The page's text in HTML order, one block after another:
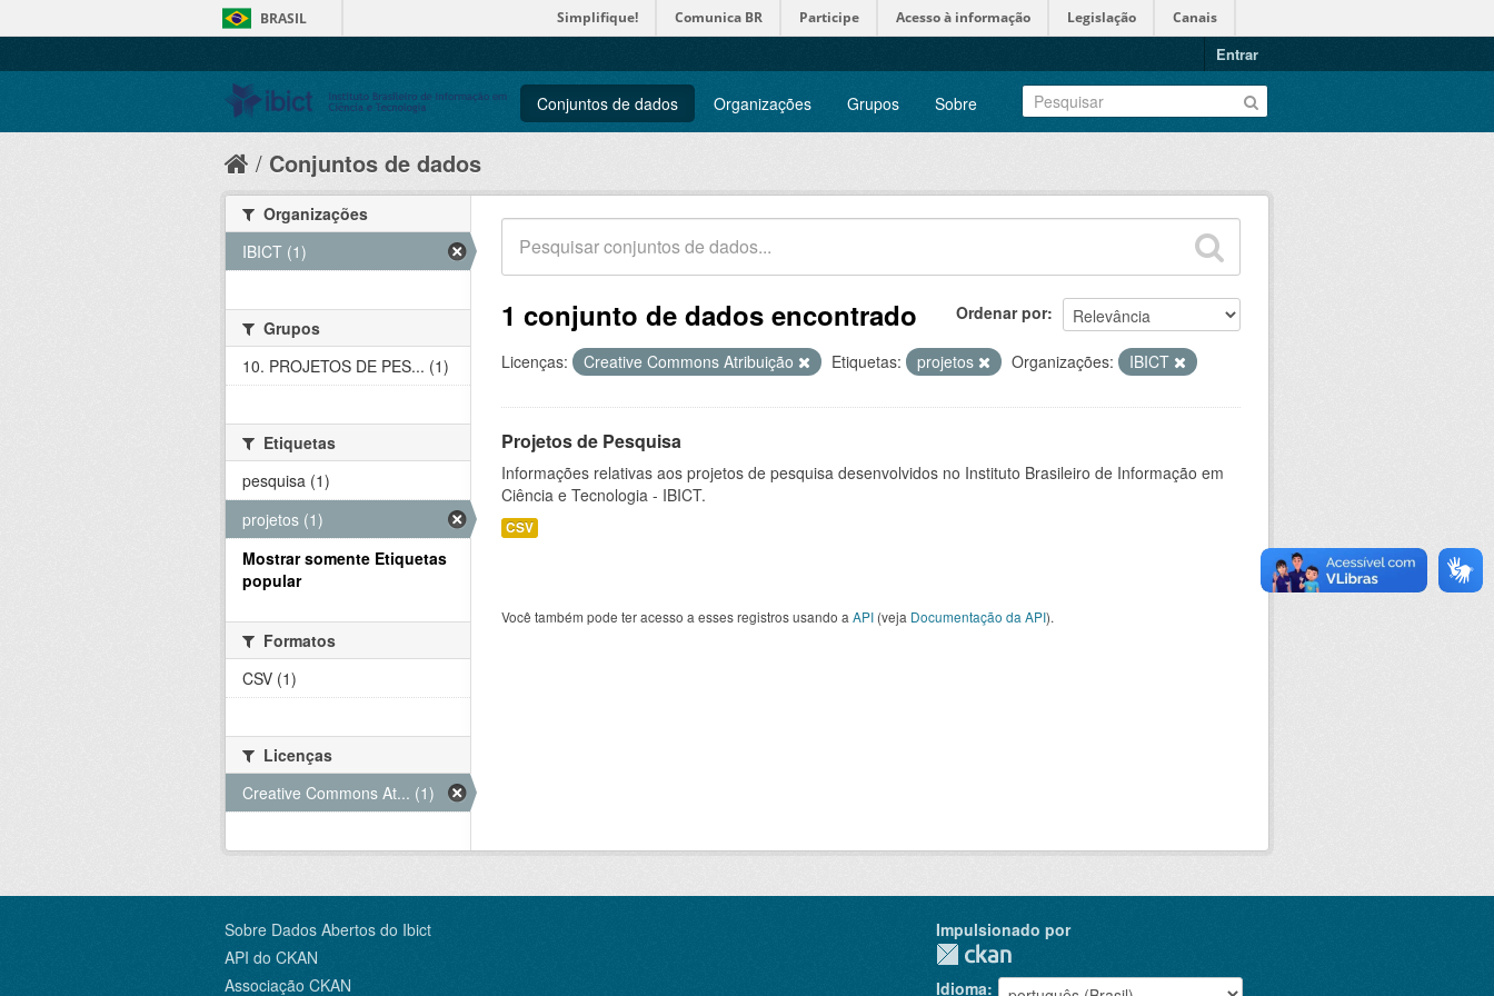
BRASIL Simplifique! Comunica BR Participe Acesso à informação Legislação Canais
Entrar
Conjuntos de dados Organizações Grupos Sobre
Conjuntos de dados
Ordenar por
1 conjunto de dados encontrado
Licenças: Creative Commons Atribuição Etiquetas: projetos Organizações: IBICT
Projetos de Pesquisa
Informações relativas aos projetos de pesquisa desenvolvidos no Instituto Brasileiro de Informação em
Ciência e Tecnologia - IBICT.
CSV
Você também pode ter acesso a esses registros usando a API (veja Documentação da API).
Organizações
IBICT (1)
Grupos
10. PROJETOS DE PES... (1)
Etiquetas
pesquisa (1)
projetos (1)
Mostrar somente Etiquetas
popular
Formatos
CSV (1)
Licenças
Creative Commons At... (1)
Sobre Dados Abertos do Ibict
API do CKAN
Associação CKAN
Impulsionado por
Idioma